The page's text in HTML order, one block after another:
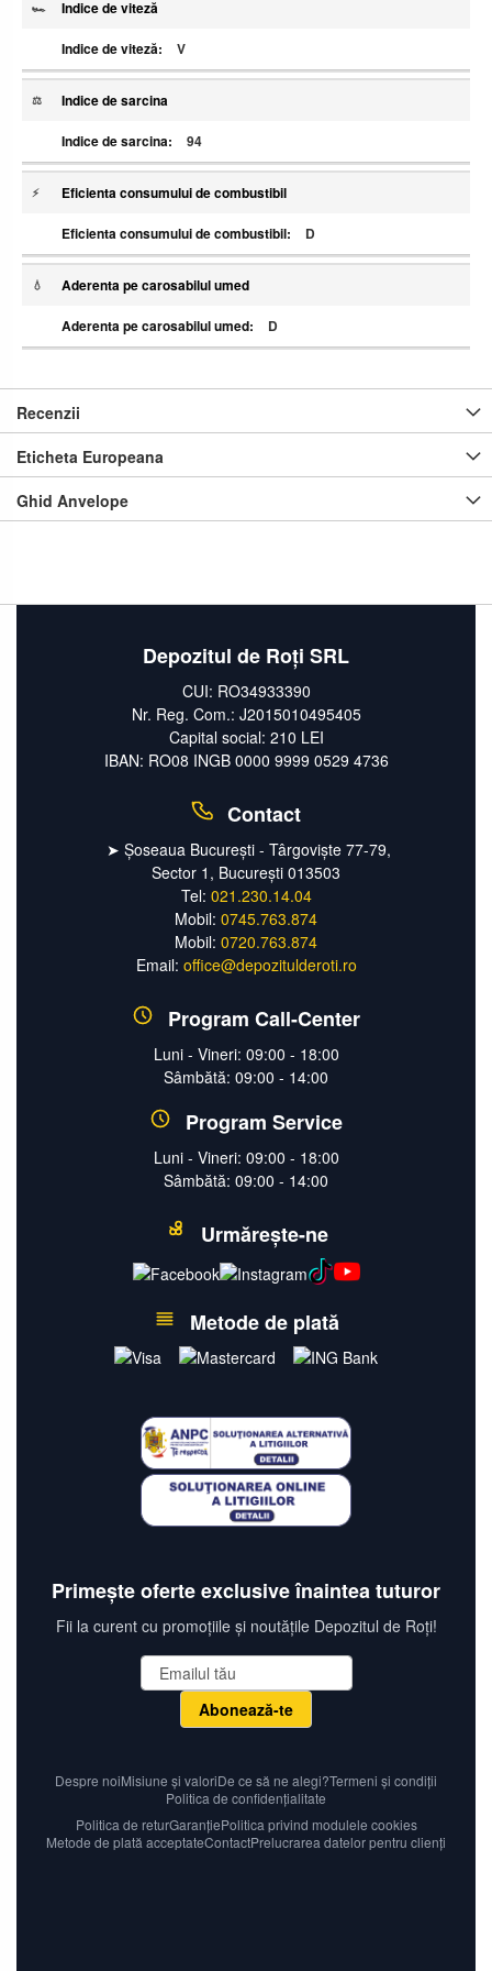
Indice de viteză
V
Indice de sarcina
94
Eficienta consumului de combustibil
D
Aderenta pe carosabilul umed
D
Recenzii
Eticheta Europeana
Ghid Anvelope
Depozitul de Roți SRL
CUI: RO34933390
Nr. Reg. Com.: J2015010495405
Capital social: 210 LEI
IBAN: RO08 INGB 0000 9999 0529 4736
Contact
➤ Șoseaua București - Târgoviște 77-79,
Sector 1, București 013503
Tel: 021.230.14.04
Mobil: 0745.763.874
Mobil: 0720.763.874
Email: office@depozitulderoti.ro
Program Call-Center
Luni - Vineri: 09:00 - 18:00
Sâmbătă: 09:00 - 14:00
Program Service
Luni - Vineri: 09:00 - 18:00
Sâmbătă: 09:00 - 14:00
Urmărește-ne
Metode de plată
Primește oferte exclusive înaintea tuturor
Fii la curent cu promoțiile și noutățile Depozitul de Roți!
Abonează-te
Despre noiMisiune și valoriDe ce să ne alegi?Termeni și condiții
Politica de confidențialitate
Politica de returGaranțiePolitica privind modulele cookies
Metode de plată acceptateContactPrelucrarea datelor pentru clienți